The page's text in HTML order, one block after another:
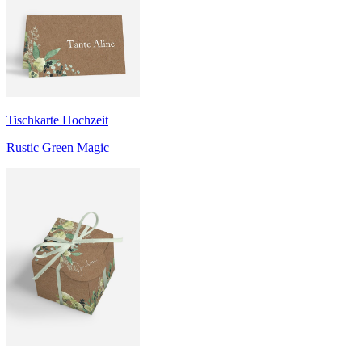
Tischkarte Hochzeit
Rustic Green Magic